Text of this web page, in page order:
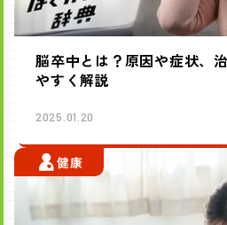
脳卒中とは？原因や症状、
やすく解説
2025.01.20
健康